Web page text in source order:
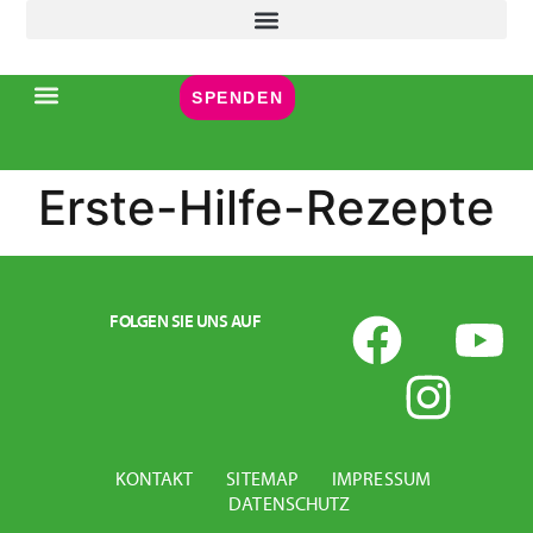
SPENDEN
Erste-Hilfe-Rezepte
FOLGEN SIE UNS AUF
KONTAKT SITEMAP
IMPRESSUM
DATENSCHUTZ